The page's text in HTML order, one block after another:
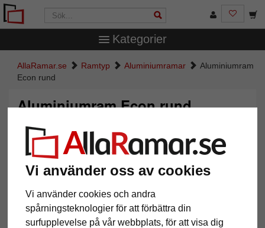
Vi använder oss av cookies
Vi använder cookies och andra
spårningsteknologier för att förbättra din
surfupplevelse på vår webbplats, för att visa dig
Kategorier
AllaRamar.se Ramtyp Aluminiumramar
Aluminiumram
Econ rund
Aluminiumram Econ rund